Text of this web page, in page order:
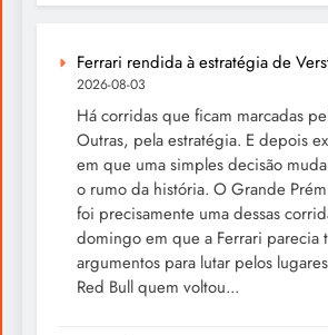
Ferrari rendida à estratégia de
2026-08-03
Há corridas que ficam marcadas
Outras, pela estratégia. E depois
em que uma simples decisão
o rumo da história. O Grande
foi precisamente uma dessas
domingo em que a Ferrari parecia
argumentos para lutar pelos
Red Bull quem voltou...